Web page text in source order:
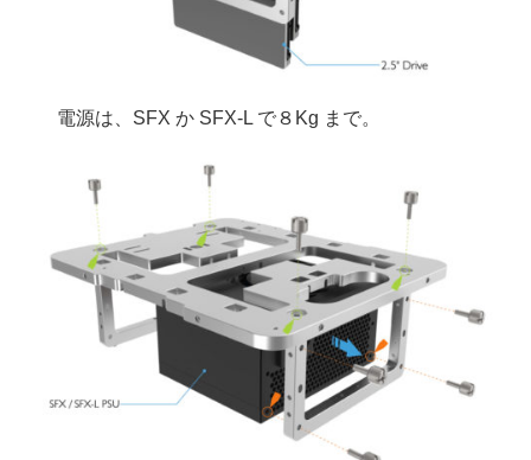
電源は、SFX か SFX-L で８Kg まで。